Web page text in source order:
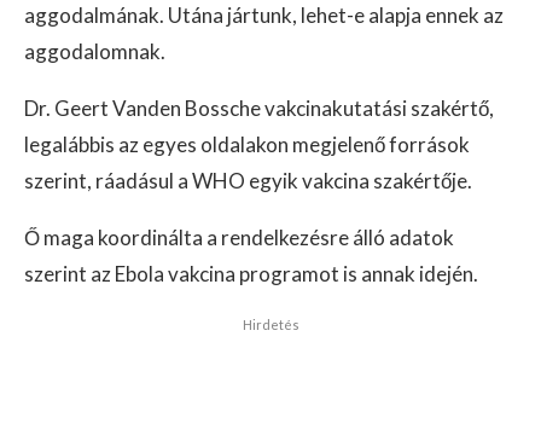
aggodalmának. Utána jártunk, lehet-e alapja ennek az
aggodalomnak.
Dr. Geert Vanden Bossche vakcinakutatási szakértő,
legalábbis az egyes oldalakon megjelenő források
szerint, ráadásul a WHO egyik vakcina szakértője.
Ő maga koordinálta a rendelkezésre álló adatok
szerint az Ebola vakcina programot is annak idején.
Hirdetés